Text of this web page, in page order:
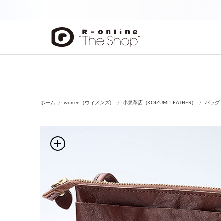
ホーム women（ウィメンズ） 小泉革店（KOIZUMI LEATHER） バッグ